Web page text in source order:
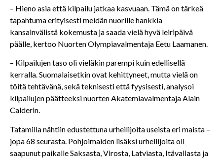
– Hieno asia että kilpailu jatkaa kasvuaan. Tämä on tärkeä
tapahtuma erityisesti meidän nuorille hankkia
kansainvälistä kokemusta ja saada vielä hyvä leiripäivä
päälle, kertoo Nuorten Olympiavalmentaja Eetu Laamanen.
– Kilpailujen taso oli vieläkin parempi kuin edellisellä
kerralla. Suomalaisetkin ovat kehittyneet, mutta vielä on
töitä tehtävänä, sekä teknisesti että fyysisesti, analysoi
kilpailujen päätteeksi nuorten Akatemiavalmentaja Alain
Calderin.
Tatamilla nähtiin edustettuna urheilijoita useista eri maista –
jopa 68 seurasta. Pohjoimaiden lisäksi urheilijoita oli
saapunut paikalle Saksasta, Virosta, Latviasta, Itävallasta ja